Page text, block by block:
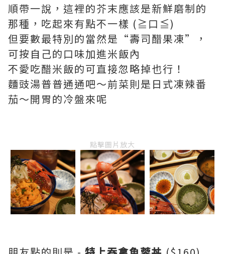
順帶一說，這裡的芥末應該是新鮮磨制的
那種，吃起來有點不一樣 (≧口≦)
但要數最特別的當然是“壽司醋果凍”，
可按自己的口味加進米飯內
不愛吃醋米飯的可直接忽略掉也行！
麵豉湯普普通通吧～前菜則是日式凍辣番
茄～開胃的冷盤來呢
點擊圖片放大